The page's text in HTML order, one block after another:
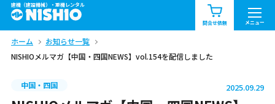
建機（建設機械）・重機レンタル
問合せ依頼 メニュー
商品一覧 お知らせ一覧
問合せ依頼リスト
北海道 東北 関東
ホーム
お知らせ一覧
NISHIOメルマガ【中国・四国NEWS】vol.154を配信しました
中国・四国 2025.09.29